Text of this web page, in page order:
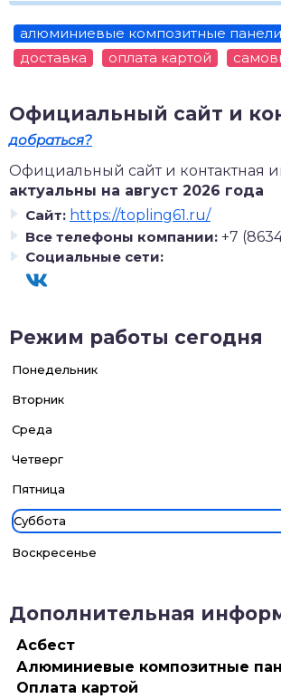
алюминиевые композитные панели
доставка
оплата картой
Официальный сайт и
добраться?
Официальный сайт и контактная
актуальны на август 2026 года
Сайт: https://topling61.ru/
Все телефоны компании: +7
Социальные сети:
Режим работы сегодня
Понедельник
Вторник
Среда
Четверг
Пятница
Суббота
Воскресенье
Дополнительная
Асбест
Алюминиевые композитные
Оплата картой